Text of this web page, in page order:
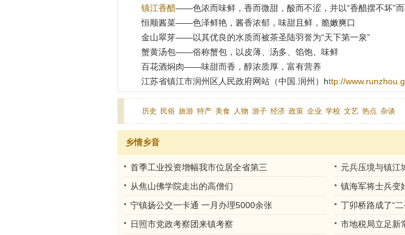
镇江香醋——色浓而味鲜，香而微甜，酸而不涩，并以“香醋摆不坏”
恒顺酱菜——色泽鲜艳，酱香浓郁，味甜且鲜，脆嫩爽口
金山翠芽——以其优良的水质而被茶圣陆羽誉为“天下第一泉”
蟹黄汤包——俗称蟹包，以皮薄、汤多、馅饱、味鲜
百花酒焖肉——味甜而香，醇浓质厚，富有营养
江苏省镇江市润州区人民政府网站（中国.润州）http://
历史 民俗 旅游 特产 美食 人物 游子 经济 政策 企业 学校 文艺 热点 杂谈
乡情乡音
首季工业投资增幅我市位居全省第三
元兵压境与镇江
从焦山佛学院走出的高僧们
镇海军将士兵变
宁镇扬公交一卡通 一月办理5000余张
丁卯桥路成了“
日照市党政考察团来镇考察
市地税局立足新